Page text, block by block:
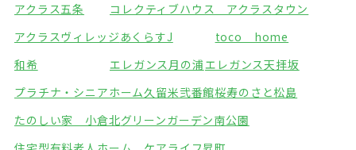
アクラス五条
コレクティブハウス アクラスタウン
アクラスヴィレッジ あくらすJ
toco home
和希
エレガンス月の浦エレガンス天拝坂
プラチナ・シニアホーム久留米弐番館桜寿のさと松島
たのしい家 小倉北グリーンガーデン南公園